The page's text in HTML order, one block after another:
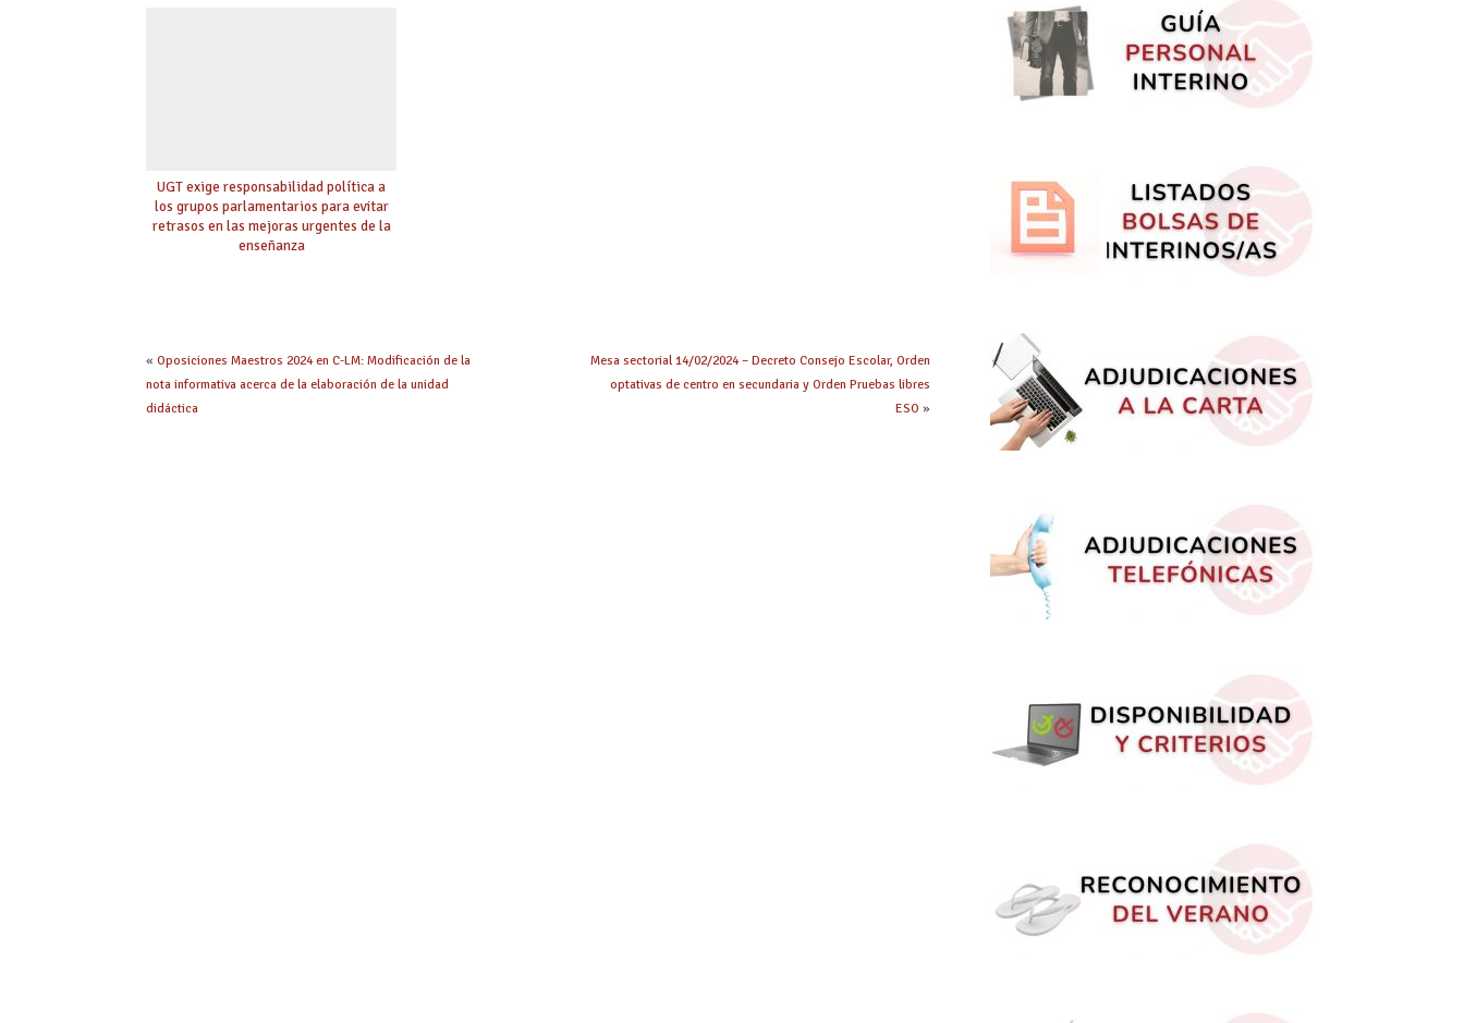
UGT exige responsabilidad política a
los grupos parlamentarios para evitar
retrasos en las mejoras urgentes de la
enseñanza
«Oposiciones Maestros 2024 en C-LM: Modificación de la
nota informativa acerca de la elaboración de la unidad
didáctica
Mesa sectorial 14/02/2024 – Decreto Consejo Escolar, Orden
optativas de centro en secundaria y Orden Pruebas libres
ESO »